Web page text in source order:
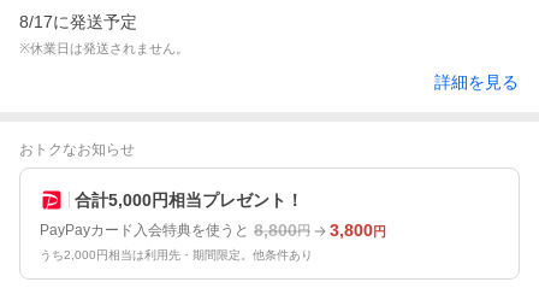
8/17に発送予定
※休業日は発送されません。
詳細を見る
おトクなお知らせ
合計5,000円相当プレゼント！
PayPayカード入会特典を使うと 8,800円 3,800円
うち2,000円相当は利用先・期間限定。他条件あり